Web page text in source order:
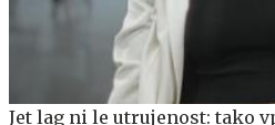
Jet lag ni le utrujenost: tako